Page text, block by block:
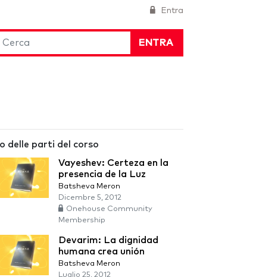
Entra
ENTRA
delle parti del corso
Vayeshev: Certeza en la
presencia de la Luz
Batsheva Meron
Dicembre 5, 2012
Onehouse Community
Membership
Devarim: La dignidad
humana crea unión
Batsheva Meron
Luglio 25, 2012